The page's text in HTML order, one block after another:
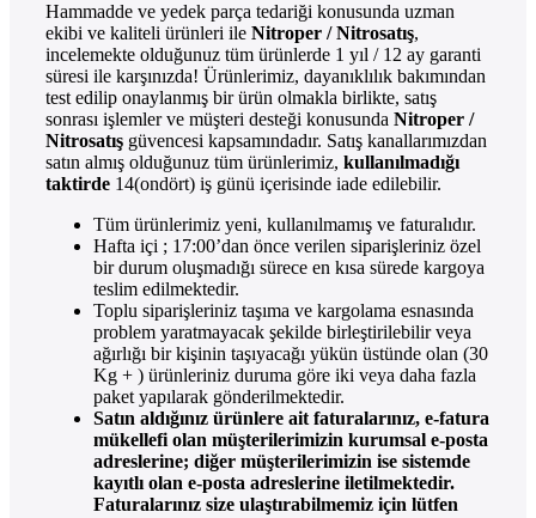
Hammadde ve yedek parça tedariği konusunda uzman
ekibi ve kaliteli ürünleri ile Nitroper / Nitrosatış,
incelemekte olduğunuz tüm ürünlerde 1 yıl / 12 ay garanti
süresi ile karşınızda! Ürünlerimiz, dayanıklılık bakımından
test edilip onaylanmış bir ürün olmakla birlikte, satış
sonrası işlemler ve müşteri desteği konusunda Nitroper /
Nitrosatış güvencesi kapsamındadır. Satış kanallarımızdan
satın almış olduğunuz tüm ürünlerimiz, kullanılmadığı
taktirde 14(ondört) iş günü içerisinde iade edilebilir.
Tüm ürünlerimiz yeni, kullanılmamış ve faturalıdır.
Hafta içi ; 17:00’dan önce verilen siparişleriniz özel
bir durum oluşmadığı sürece en kısa sürede kargoya
teslim edilmektedir.
Toplu siparişleriniz taşıma ve kargolama esnasında
problem yaratmayacak şekilde birleştirilebilir veya
ağırlığı bir kişinin taşıyacağı yükün üstünde olan (30
Kg + ) ürünleriniz duruma göre iki veya daha fazla
paket yapılarak gönderilmektedir.
Satın aldığınız ürünlere ait faturalarınız, e-fatura
mükellefi olan müşterilerimizin kurumsal e-posta
adreslerine; diğer müşterilerimizin ise sistemde
kayıtlı olan e-posta adreslerine iletilmektedir.
Faturalarınız size ulaştırabilmemiz için lütfen